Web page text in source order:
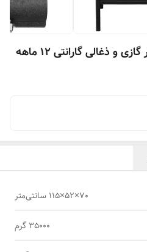
باربیکیو دهنه 70 سانتی متر گازی و ذغالی گارانتی 12 ماهه
70×52×115 سانتی‌متر
35000 گرم